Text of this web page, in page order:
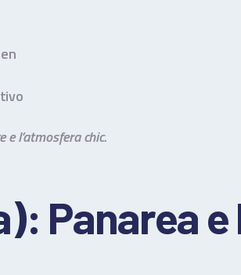
e l’atmosfera chic.
Panarea